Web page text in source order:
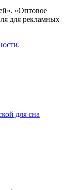
«Оптовое
для рекламных
для сна